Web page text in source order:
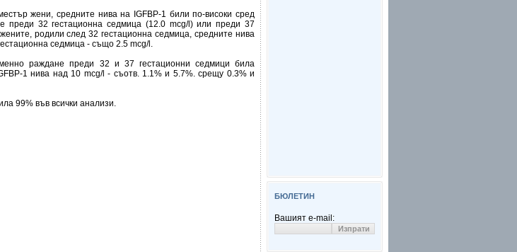
жени, средните нива на IGFBP-1 били по-високи сред
преди 32 гестационна седмица (12.0 mcg/l) или преди 37
родили след 32 гестационна седмица, средните нива
седмица - също 2.5 mcg/l.
раждане преди 32 и 37 гестационни седмици била
1 нива над 10 mcg/l - съотв. 1.1% и 5.7%. срещу 0.3% и
99% във всички анализи.
БЮЛЕТИН
Вашият e-mail: